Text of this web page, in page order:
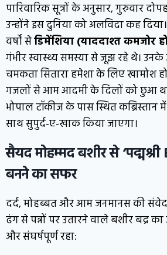
पारिवारिक सूत्रों के अनुसार, गुरुवार
उन्होंने इस दुनिया को अलविदा कह
वर्षों सेडिमेंशिया (याददाश्त कमजोर
गंभीर स्वास्थ्य समस्या से जूझ रहे थे।
चमकता सितारा हमेशा के लिए खामोश
गजलों से आम आदमी के दिलों को छुआ
भोपाल टॉकीज के पास स्थित कब्रिस्तान
साथ सुपुर्द-ए-खाक किया जाएगा।
सैयद मोहम्मद बशीर से
बनने का सफर
दर्द, मोहब्बत और आम जनमानस की
ढंग से पन्नों पर उतारने वाले बशीर बद्र
और संघर्षपूर्ण रहा: